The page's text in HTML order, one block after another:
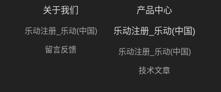
关于我们
乐动注册_乐动(中国)
留言反馈
产品中心
乐动注册_乐动(中国)
乐动注册_乐动(中国)
技术文章